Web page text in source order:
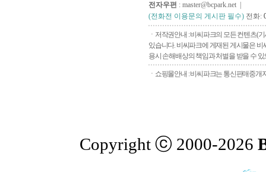
전자우편 : master@bcpark.net |
(전화전 이용문의 게시판 필수) 전화:
ㆍ저작권안내 : 비씨파크의 모든 컨텐츠(
있습니다. 비씨파크에 게재된 게시물은
용시 손해배상의 책임과 처벌을 받을 수
ㆍ쇼핑몰안내 : 비씨파크는 통신판매중개
Copyright ⓒ 2000-2026